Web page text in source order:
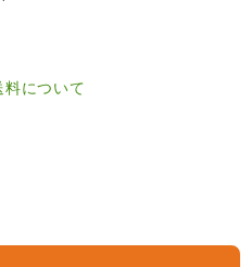
について